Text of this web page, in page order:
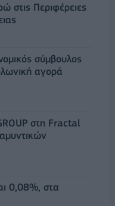
στις Περιφέρειες
σύμβουλος
αγορά
στη Fractal
0,08%, στα